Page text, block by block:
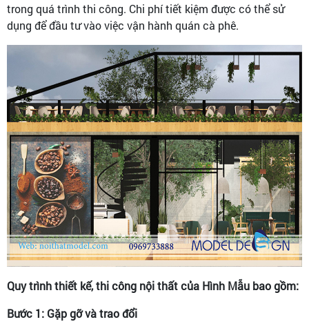
trong quá trình thi công. Chi phí tiết kiệm được có thể sử
dụng để đầu tư vào việc vận hành quán cà phê.
Quy trình thiết kế, thi công nội thất của Hình Mẫu bao gồm:
Bước 1: Gặp gỡ và trao đổi